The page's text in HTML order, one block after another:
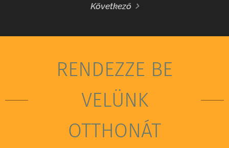
Következő
RENDEZZE BE
VELÜNK
OTTHONÁT